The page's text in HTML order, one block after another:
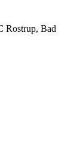
Rostrup, Bad